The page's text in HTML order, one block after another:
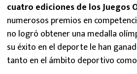
cuatro ediciones de los Juegos
numerosos premios en
no logró obtener una medalla
su éxito en el deporte le han
tanto en el ámbito deportivo